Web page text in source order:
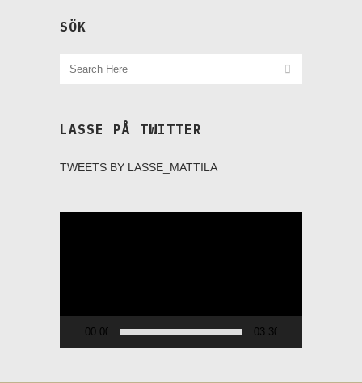
SÖK
LASSE PÅ TWITTER
TWEETS BY LASSE_MATTILA
00:00 03:30